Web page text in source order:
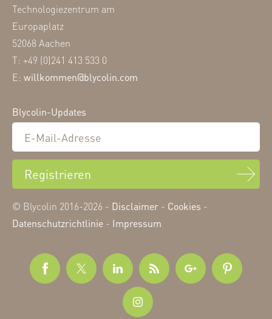
Technologiezentrum am
Europaplatz
52068 Aachen
T: +49 (0)241 413 533 0
E: willkommen@blycolin.com
Blycolin-Updates
Registrieren
© Blycolin 2016-2026 - Disclaimer - Cookies -
Datenschutzrichtlinie - Impressum